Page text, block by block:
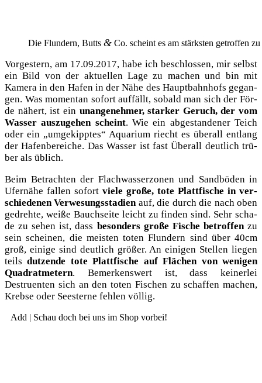
Die Flun­dern, Butts & Co. scheint es am stärks­ten getrof­fen zu
Vor­ges­tern, am 17.09.2017, habe ich beschlos­sen, mir selbst
ein Bild von der aktu­el­len Lage zu machen und bin mit
Kame­ra in den Hafen in der Nähe des Haupt­bahn­hofs gegan­
gen. Was momen­tan sofort auf­fällt, sobald man sich der För­
de nähert, ist ein unan­ge­neh­mer, star­ker Geruch, der vom
Was­ser aus­zu­ge­hen scheint. Wie ein abge­stan­de­ner Teich
oder ein „umge­kipp­tes“ Aqua­ri­um riecht es über­all ent­lang
der Hafen­be­rei­che. Das Was­ser ist fast Über­all deut­lich trü­
ber als üblich.
Beim Betrach­ten der Flach­was­ser­zo­nen und Sand­bö­den in
Ufer­nä­he fal­len sofort vie­le gro­ße, tote Platt­fi­sche in ver­
schie­de­nen Ver­we­sungs­sta­di­en auf, die durch die nach oben
gedreh­te, wei­ße Bauch­sei­te leicht zu fin­den sind. Sehr scha­
de zu sehen ist, dass beson­ders gro­ße Fische betrof­fenzu
sein schei­nen, die meis­ten toten Flun­dern sind über 40cm
groß, eini­ge sind deut­lich grö­ßer. An eini­gen Stel­len lie­gen
teilsdut­zen­de tote Platt­fi­sche auf Flä­chen von weni­gen
Qua­drat­me­tern. Bemer­kens­wert ist, dass kei­ner­lei
Destruen­ten sich an den toten Fischen zu schaf­fen machen,
Kreb­se oder See­ster­ne feh­len völlig.
Add | Schau doch bei uns im Shop vorbei!